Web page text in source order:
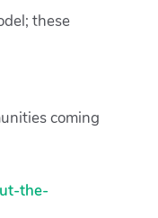
these
coming
the-